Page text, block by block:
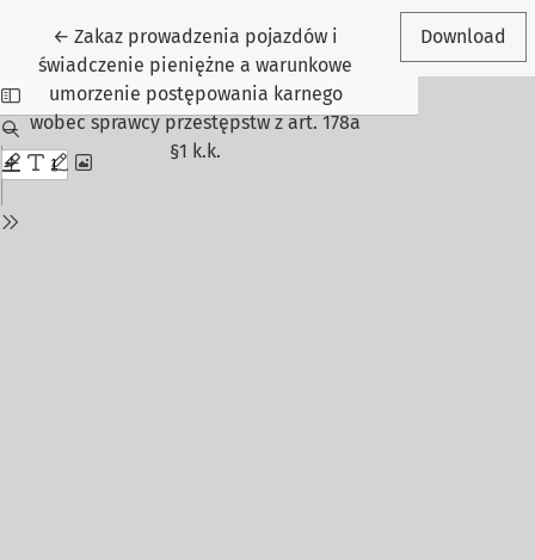
←Return to Article Details
Zakaz prowadzenia pojazdów i
świadczenie pieniężne a warunkowe
umorzenie postępowania karnego
wobec sprawcy przestępstw z art. 178a
§1 k.k.
Download